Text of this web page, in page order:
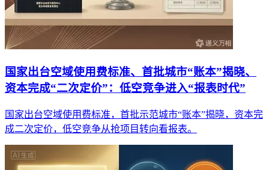
国家出台空域使用费标准、首批城市“账本”揭晓、
资本完成“二次定价”：低空竞争进入“报表时代”
国家出台空域使用费标准，首批示范城市“账本”揭晓，资本完
成二次定价，低空竞争从抢项目转向看报表。